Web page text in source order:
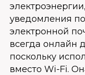
уведомления
электронной
всегда онлайн
поскольку
вместо Wi-Fi.